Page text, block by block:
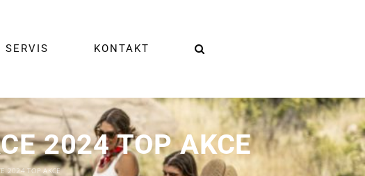
SERVIS KONTAKT
2024 TOP AKCE
2024 TOP AKCE